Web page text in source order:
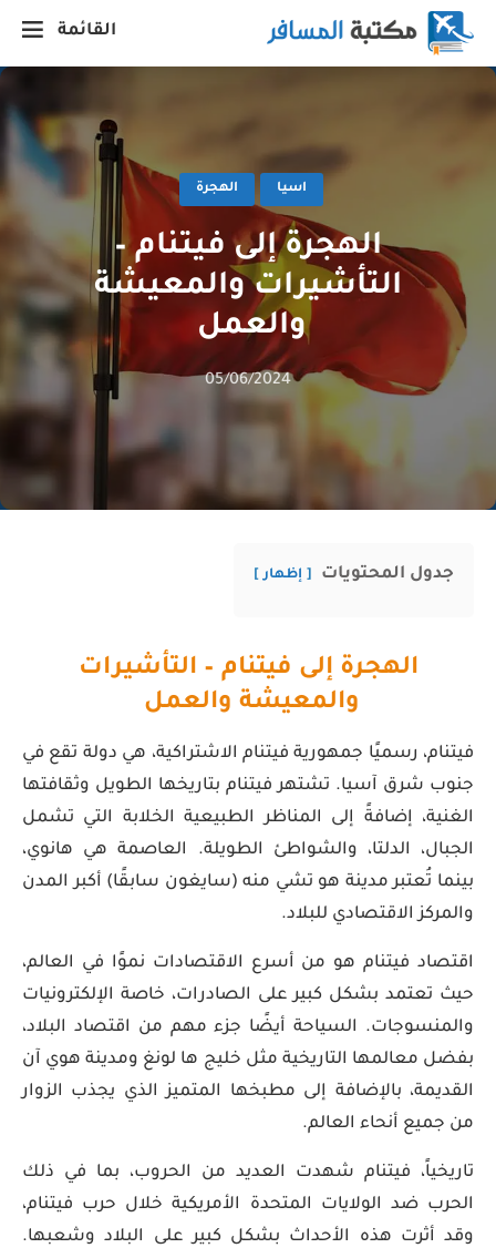
القائمة
اسيا الهجرة
الهجرة إلى فيتنام –
التأشيرات والمعيشة
والعمل
05/06/2024
جدول المحتويات إظهار
الهجرة إلى فيتنام – التأشيرات
والمعيشة والعمل
فيتنام، رسميًا جمهورية فيتنام الاشتراكية، هي دولة تقع في
جنوب شرق آسيا. تشتهر فيتنام بتاريخها الطويل وثقافتها
الغنية، إضافةً إلى المناظر الطبيعية الخلابة التي تشمل
الجبال، الدلتا، والشواطئ الطويلة. العاصمة هي هانوي،
بينما تُعتبر مدينة هو تشي منه (سايغون سابقًا) أكبر المدن
والمركز الاقتصادي للبلاد.
اقتصاد فيتنام هو من أسرع الاقتصادات نموًا في العالم،
حيث تعتمد بشكل كبير على الصادرات، خاصة الإلكترونيات
والمنسوجات. السياحة أيضًا جزء مهم من اقتصاد البلاد،
بفضل معالمها التاريخية مثل خليج ها لونغ ومدينة هوي آن
القديمة، بالإضافة إلى مطبخها المتميز الذي يجذب الزوار
من جميع أنحاء العالم.
تاريخياً، فيتنام شهدت العديد من الحروب، بما في ذلك
الحرب ضد الولايات المتحدة الأمريكية خلال حرب فيتنام،
وقد أثرت هذه الأحداث بشكل كبير على البلاد وشعبها.